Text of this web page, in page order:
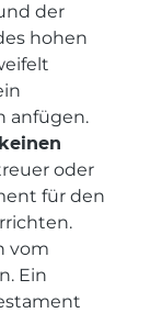
der
hohen
anfügen.
oder
für den
vom
Ein